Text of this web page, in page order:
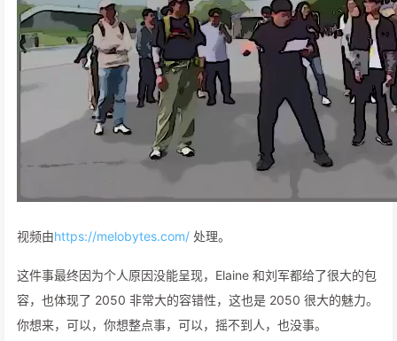
视频由https://melobytes.com/ 处理。
这件事最终因为个人原因没能呈现，Elaine 和刘军都给了很大的包
容，也体现了 2050 非常大的容错性，这也是 2050 很大的魅力。
你想来，可以，你想整点事，可以，摇不到人，也没事。